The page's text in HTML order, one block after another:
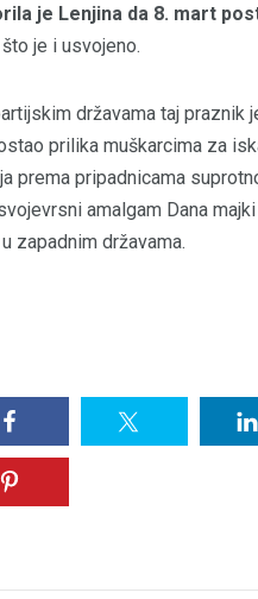
je Lenjina da 8. mart
što je i usvojeno.
državama taj praznik
prilika muškarcima za
prema pripadnicama
amalgam Dana
zapadnim državama.